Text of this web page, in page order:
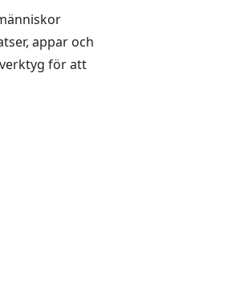
appar och
för att